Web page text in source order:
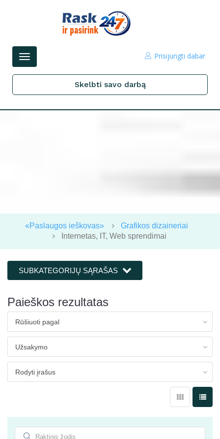
Perjungti
Prisijungti dabar
Skelbti savo darbą
«Paslaugos ieškovas»
Grafikos dizaineriai
Internetas, IT, Web sprendimai
SUBKATEGORIJŲ SĄRAŠAS
Paieškos rezultatas